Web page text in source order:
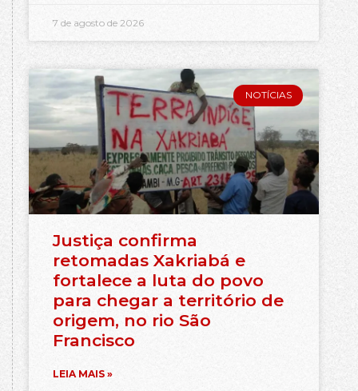
7 de agosto de 2026
NOTÍCIAS
Justiça confirma
retomadas Xakriabá e
fortalece a luta do povo
para chegar a território de
origem, no rio São
Francisco
LEIA MAIS »